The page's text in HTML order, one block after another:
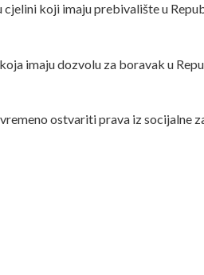
koji imaju prebivalište u
imaju dozvolu za boravak u
ostvariti prava iz socijalne